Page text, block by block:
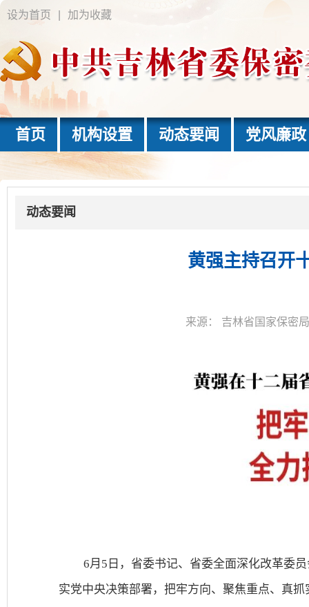
设为首页 加为收藏
首页 机构设置 动态要闻 党风廉政
动态要闻
黄强主持召开
来源： 吉林省国家保密局
6月5日，省委书记、省委全面深化改革委
实党中央决策部署，把牢方向、聚焦重点、真